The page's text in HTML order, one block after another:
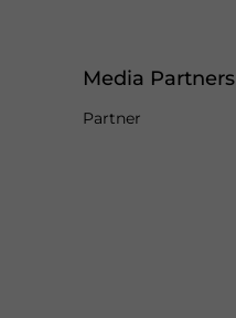
Media Partners
Partner